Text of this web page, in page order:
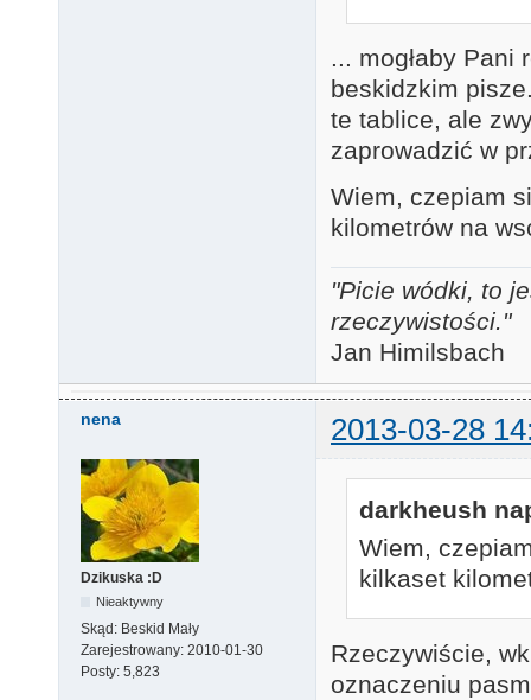
... mogłaby
beskidzkim
te tablice, ale
zaprowadzić w
Wiem, czepiam
kilometrów na
"Picie wódki, to
rzeczywistości."
Jan Himilsbach
nena 2013-03-28
Dzikuska :D
Nieaktywny
Skąd: Beskid Mały
Zarejestrowany: 2010-01-30
Posty: 5,823
darkheush
Wiem,
kilkaset
Rzeczywiście,
oznaczeniu